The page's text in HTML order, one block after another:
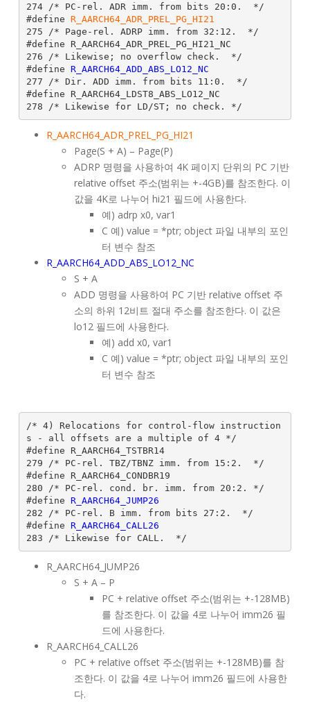
274 /* PC-rel. ADR imm. from bits 20:0.  */
#define
275 /* Page-rel. ADRP imm. from 32:12.  */
#define R_AARCH64_ADR_PREL_PG_HI21_NC
276 /* Likewise; no overflow check.  */
#define
277 /* Dir. ADD imm. from bits 11:0.  */
#define R_AARCH64_LDST8_ABS_LO12_NC
R_AARCH64_ADR_PREL_PG_HI21
Page(S + A) – Page(P)
ADRP 명령을 사용하여 4K 페이지 단위의 PC 기반
relative offset 주소(범위는 +-4GB)를 참조한다. 이
값을 4K로 나누어 hi21 필드에 사용한다.
예) adrp x0, var1
C 예) value = *ptr; object 파일 내부의 포인
터 변수 참조
R_AARCH64_ADD_ABS_LO12_NC
S + A
ADD 명령을 사용하여 PC 기반 relative offset 주
소의 하위 12비트 절대 주소를 참조한다. 이 값은
lo12 필드에 사용한다.
예) add x0, var1
C 예) value = *ptr; object 파일 내부의 포인
터 변수 참조
/* 4) Relocations for control-flow instruction
s - all offsets are a multiple of 4 */
#define R_AARCH64_TSTBR14
279 /* PC-rel. TBZ/TBNZ imm. from 15:2.  */
#define R_AARCH64_CONDBR19
280 /* PC-rel. cond. br. imm. from 20:2. */
#define
282 /* PC-rel. B imm. from bits 27:2.  */
#define
R_AARCH64_JUMP26
S + A – P
PC + relative offset 주소(범위는 +-128MB)
를 참조한다. 이 값을 4로 나누어 imm26 필
드에 사용한다.
R_AARCH64_CALL26
PC + relative offset 주소(범위는 +-128MB)를 참
조한다. 이 값을 4로 나누어 imm26 필드에 사용한
다.